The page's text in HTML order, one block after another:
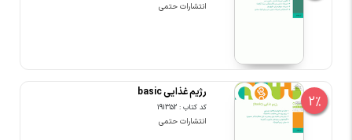
انتشارات حتمی
2%
رژیم غذایی basic
کد کتاب : 191352
انتشارات حتمی